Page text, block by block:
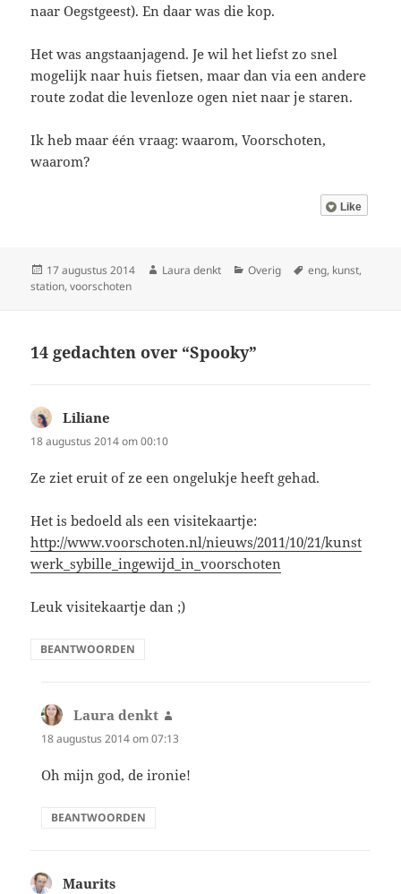
naar Oegstgeest). En daar was die kop.
Het was angstaanjagend. Je wil het liefst zo snel
mogelijk naar huis fietsen, maar dan via een andere
route zodat die levenloze ogen niet naar je staren.
Ik heb maar één vraag: waarom, Voorschoten,
waarom?
Like
Geplaatst
op
17 augustus 2014 Auteur
Laura denkt Categorieën
Overig Tags
eng, kunst,
station,voorschoten
14 gedachten over “Spooky”
Liliane
18 augustus 2014 om 00:10
Ze ziet eruit of ze een ongelukje heeft gehad.
Het is bedoeld als een visitekaartje:
http://www.voorschoten.nl/nieuws/2011/10/21/kunst
werk_sybille_ingewijd_in_voorschoten
Leuk visitekaartje dan ;)
BEANTWOORDEN
Laura denkt
18 augustus 2014 om 07:13
Oh mijn god, de ironie!
BEANTWOORDEN
Maurits